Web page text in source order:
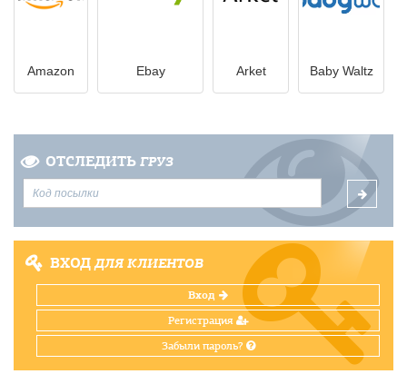
Amazon Ebay Arket Baby Waltz
ОТСЛЕДИТЬ ГРУЗ
ВХОДДЛЯ КЛИЕНТОВ
Вход
Регистрация
Забыли пароль?